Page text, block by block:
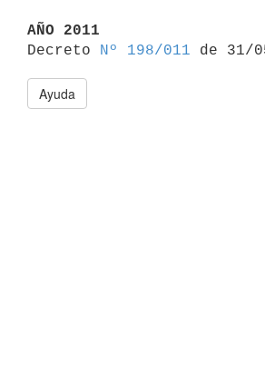
AÑO 2011
Decreto
Nº 198/011
Ayuda